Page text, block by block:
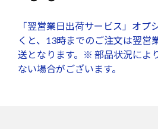
「翌営業日出荷サービス」オプ
くと、13時までのご注文は翌営
送となります。※ 部品状況によ
ない場合がございます。